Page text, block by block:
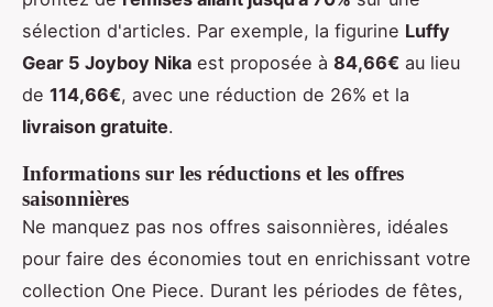
sélection d'articles. Par exemple, la figurine Luffy
Gear 5 Joyboy Nika est proposée à 84,66€ au lieu
de 114,66€, avec une réduction de 26% et la
livraison gratuite.
Informations sur les réductions et les offres
saisonnières
Ne manquez pas nos offres saisonnières, idéales
pour faire des économies tout en enrichissant votre
collection One Piece. Durant les périodes de fêtes,